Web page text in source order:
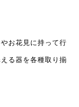
お花見に持って行
る器を各種取り揃